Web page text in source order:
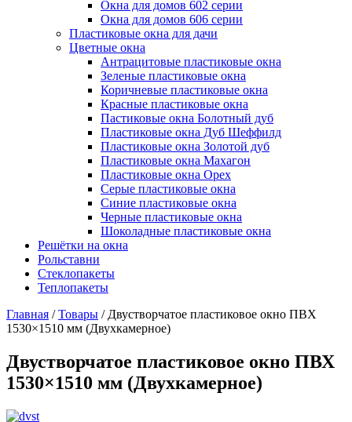
Окна для домов 602 серии
Окна для домов 606 серии
Пластиковые окна для дачи
Цветные окна
Антрацитовые пластиковые окна
Зеленые пластиковые окна
Коричневые пластиковые окна
Красные пластиковые окна
Пастиковые окна Болотный дуб
Пластиковые окна Дуб Шеффилд
Пластиковые окна Золотой дуб
Пластиковые окна Махагон
Пластиковые окна Орех
Серые пластиковые окна
Синие пластиковые окна
Черные пластиковые окна
Шоколадные пластиковые окна
Решётки на окна
Рольставни
Стеклопакеты
Теплопакеты
Главная /Товары / Двустворчатое пластиковое окно ПВХ
1530×1510 мм (Двухкамерное)
Двустворчатое пластиковое окно ПВХ
1530×1510 мм (Двухкамерное)